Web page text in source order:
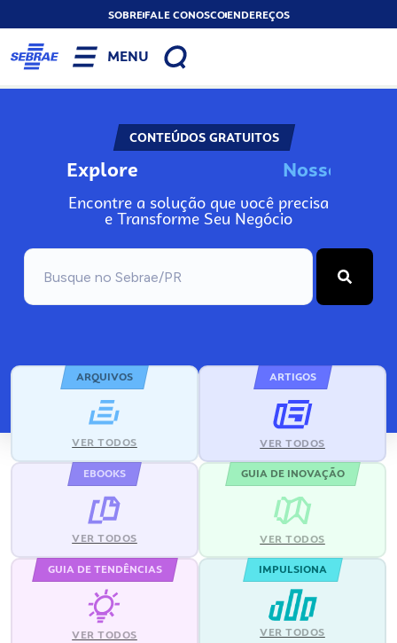
SOBREFALE CONOSCOENDEREÇOS
MENU
CONTEÚDOS GRATUITOS
Explore Nosso
Encontre a solução que você precisa
e Transforme Seu Negócio
ARQUIVOS
VER TODOS
ARTIGOS
VER TODOS
EBOOKS
VER TODOS
GUIA DE INOVAÇÃO
VER TODOS
GUIA DE TENDÊNCIAS
VER TODOS
IMPULSIONA
VER TODOS